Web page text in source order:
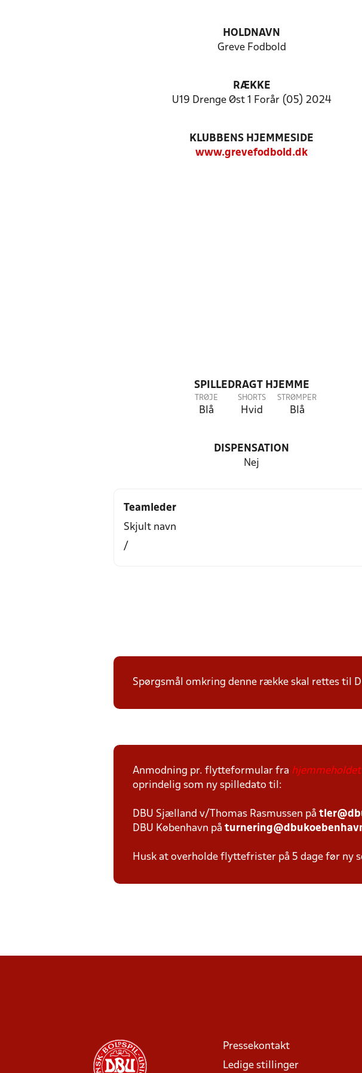
HOLDNAVN
Greve Fodbold
RÆKKE
U19 Drenge Øst 1 Forår (05) 2024
KLUBBENS HJEMMESIDE
www.grevefodbold.dk
SPILLEDRAGT HJEMME
TRØJE
Blå
SHORTS
Hvid
STRØMPER
Blå
DISPENSATION
Nej
Teamleder
Skjult navn
/
Spørgsmål omkring denne række skal rettes til
Anmodning pr. flytteformular fra
oprindelig som ny spilledato til:
DBU Sjælland v/Thomas Rasmussen på
DBU København på
Husk at overholde flyttefrister på 5 dage før ny
Pressekontakt
Ledige stillinger